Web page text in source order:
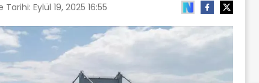
Tarihi: Eylül 19, 2025 16:55